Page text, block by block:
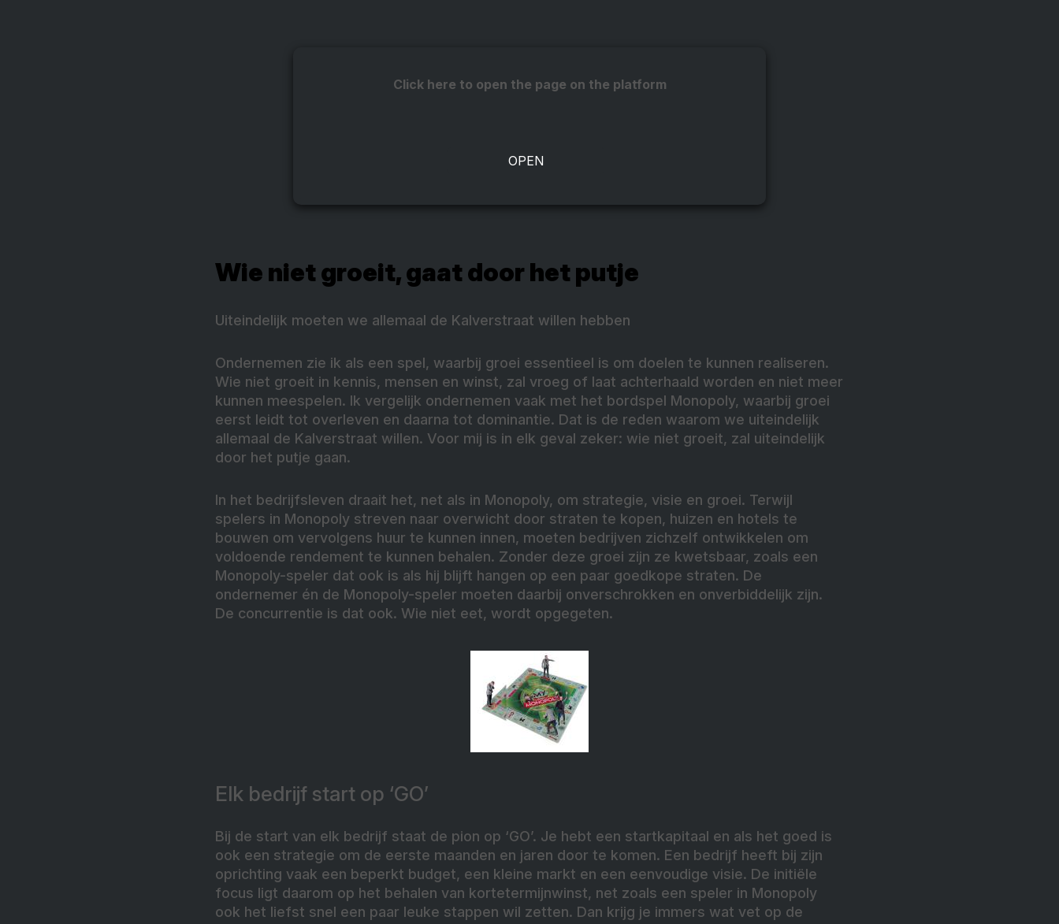
Click here to open the page on the platform
Wie niet groeit, gaat door het putje
Uiteindelijk moeten we allemaal de Kalverstraat willen hebben
Ondernemen zie ik als een spel, waarbij groei essentieel is om doelen te kunnen realiseren.
Wie niet groeit in kennis, mensen en winst, zal vroeg of laat achterhaald worden en niet meer
kunnen meespelen. Ik vergelijk ondernemen vaak met het bordspel Monopoly, waarbij groei
eerst leidt tot overleven en daarna tot dominantie. Dat is de reden waarom we uiteindelijk
allemaal de Kalverstraat willen. Voor mij is in elk geval zeker: wie niet groeit, zal uiteindelijk
door het putje gaan.
In het bedrijfsleven draait het, net als in Monopoly, om strategie, visie en groei. Terwijl
spelers in Monopoly streven naar overwicht door straten te kopen, huizen en hotels te
bouwen om vervolgens huur te kunnen innen, moeten bedrijven zichzelf ontwikkelen om
voldoende rendement te kunnen behalen. Zonder deze groei zijn ze kwetsbaar, zoals een
Monopoly-speler dat ook is als hij blijft hangen op een paar goedkope straten. De
ondernemer én de Monopoly-speler moeten daarbij onverschrokken en onverbiddelijk zijn.
De concurrentie is dat ook. Wie niet eet, wordt opgegeten.
Elk bedrijf start op ‘GO’
Bij de start van elk bedrijf staat de pion op ‘GO’. Je hebt een startkapitaal en als het goed is
ook een strategie om de eerste maanden en jaren door te komen. Een bedrijf heeft bij zijn
oprichting vaak een beperkt budget, een kleine markt en een eenvoudige visie. De initiële
focus ligt daarom op het behalen van kortetermijnwinst, net zoals een speler in Monopoly
ook het liefst snel een paar leuke stappen wil zetten. Dan krijg je immers wat vet op de